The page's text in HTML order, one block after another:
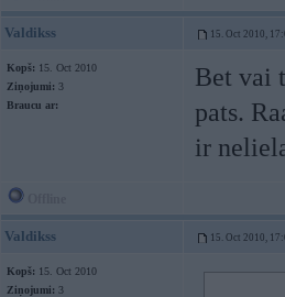
Valdikss 15. Oct 2010,
Kopš: 15. Oct 2010
Ziņojumi: 3
Braucu ar:
Bet vai
pats.
ir
Valdikss 15. Oct 2010,
Kopš: 15. Oct 2010
Ziņojumi: 3